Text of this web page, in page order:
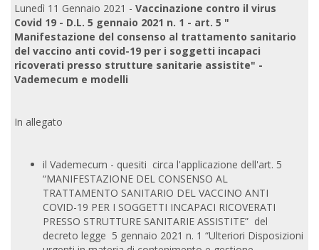
Lunedì 11 Gennaio 2021 - Vaccinazione contro il virus
Covid 19 - D.L. 5 gennaio 2021 n. 1 - art. 5 "
Manifestazione del consenso al trattamento sanitario
del vaccino anti covid-19 per i soggetti incapaci
ricoverati presso strutture sanitarie assistite" -
Vademecum e modelli
In allegato
il Vademecum - quesiti circa l'applicazione dell'art. 5
“MANIFESTAZIONE DEL CONSENSO AL
TRATTAMENTO SANITARIO DEL VACCINO ANTI
COVID-19 PER I SOGGETTI INCAPACI RICOVERATI
PRESSO STRUTTURE SANITARIE ASSISTITE” del
decreto legge 5 gennaio 2021 n. 1 “Ulteriori Disposizioni